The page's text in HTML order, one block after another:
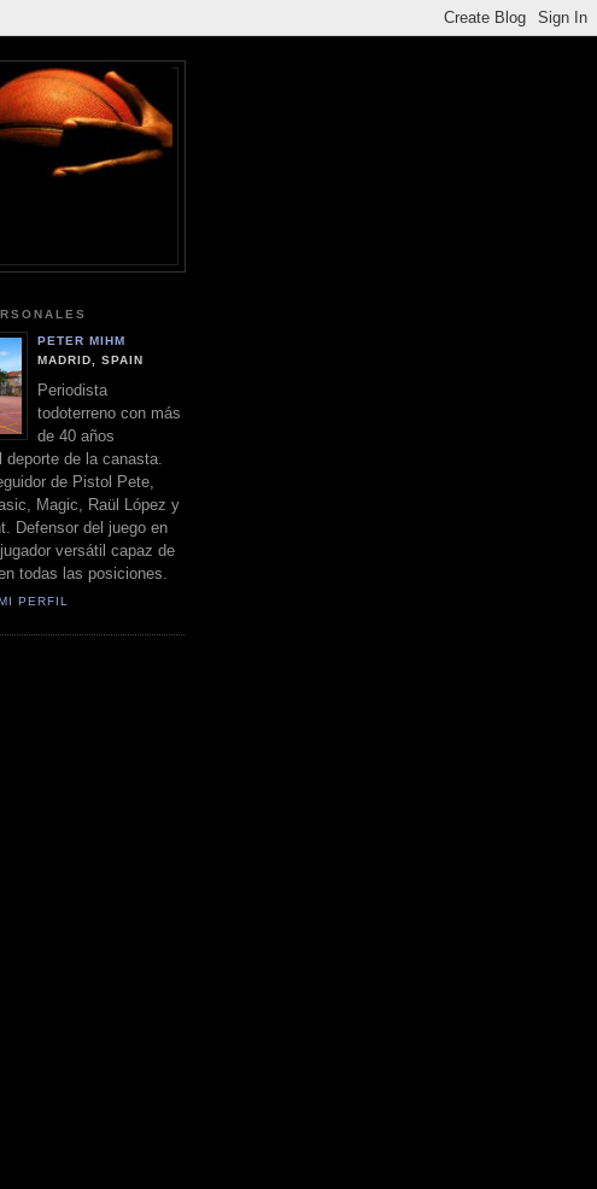
PETER MIHM
MADRID, SPAIN
Periodista
todoterreno con más
de 40 años
deporte de la canasta.
de Pistol Pete,
Magic, Raül López y
Defensor del juego en
versátil capaz de
todas las posiciones.
PERFIL